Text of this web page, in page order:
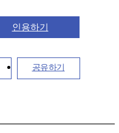
인용하기
공유하기